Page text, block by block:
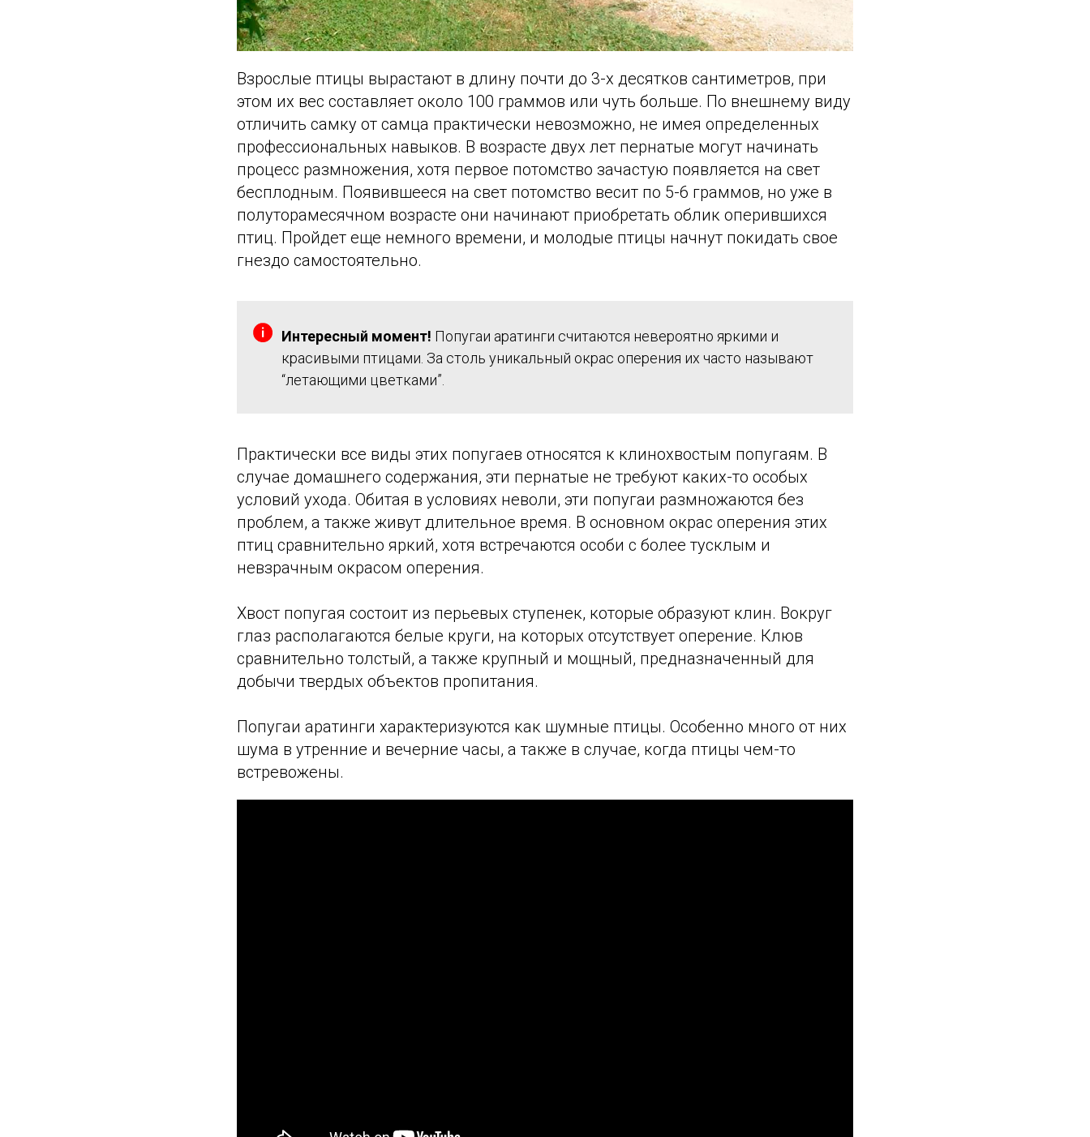
Взрослые птицы вырастают в длину почти до 3-х десятков сантиметров, при
этом их вес составляет около 100 граммов или чуть больше. По внешнему виду
отличить самку от самца практически невозможно, не имея определенных
профессиональных навыков. В возрасте двух лет пернатые могут начинать
процесс размножения, хотя первое потомство зачастую появляется на свет
бесплодным. Появившееся на свет потомство весит по 5-6 граммов, но уже в
полуторамесячном возрасте они начинают приобретать облик оперившихся
птиц. Пройдет еще немного времени, и молодые птицы начнут покидать свое
гнездо самостоятельно.
Интересный момент! Попугаи аратинги считаются невероятно яркими и
красивыми птицами. За столь уникальный окрас оперения их часто называют
“летающими цветками”.
Практически все виды этих попугаев относятся к клинохвостым попугаям. В
случае домашнего содержания, эти пернатые не требуют каких-то особых
условий ухода. Обитая в условиях неволи, эти попугаи размножаются без
проблем, а также живут длительное время. В основном окрас оперения этих
птиц сравнительно яркий, хотя встречаются особи с более тусклым и
невзрачным окрасом оперения.
Хвост попугая состоит из перьевых ступенек, которые образуют клин. Вокруг
глаз располагаются белые круги, на которых отсутствует оперение. Клюв
сравнительно толстый, а также крупный и мощный, предназначенный для
добычи твердых объектов пропитания.
Попугаи аратинги характеризуются как шумные птицы. Особенно много от них
шума в утренние и вечерние часы, а также в случае, когда птицы чем-то
встревожены.